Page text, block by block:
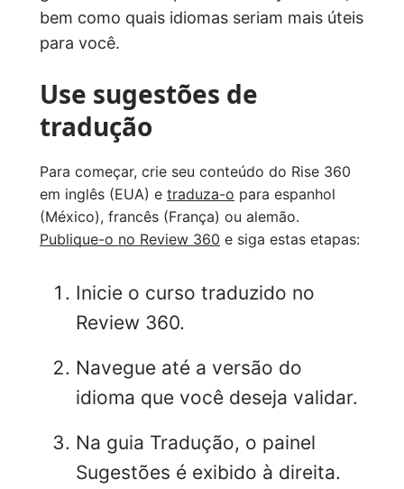
bem como quais idiomas seriam mais úteis
para você.
Use sugestões de
tradução
Para começar, crie seu conteúdo do Rise 360
em inglês (EUA) e traduza-o para espanhol
(México), francês (França) ou alemão.
Publique-o no Review 360 e siga estas etapas:
Inicie o curso traduzido no
Review 360.
Navegue até a versão do
idioma que você deseja validar.
Na guia Tradução, o painel
Sugestões é exibido à direita.